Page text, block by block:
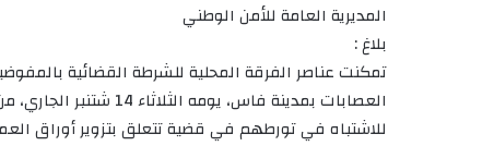
المديرية العامة للأمن الوطني
بلاغ :
تمكنت عناصر الفرقة المحلية للشرطة القضائية
للاشتباه في تورطهم في قضية تتعلق بتزوير أوراق